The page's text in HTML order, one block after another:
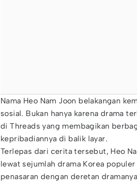
Nama Heo Nam Joon belakangan
sosial. Bukan hanya karena drama
di Threads yang membagikan
kepribadiannya di balik layar.
Terlepas dari cerita tersebut, Heo
lewat sejumlah drama Korea
penasaran dengan deretan